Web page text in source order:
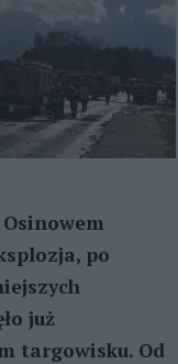
po
już
targowisku. Od